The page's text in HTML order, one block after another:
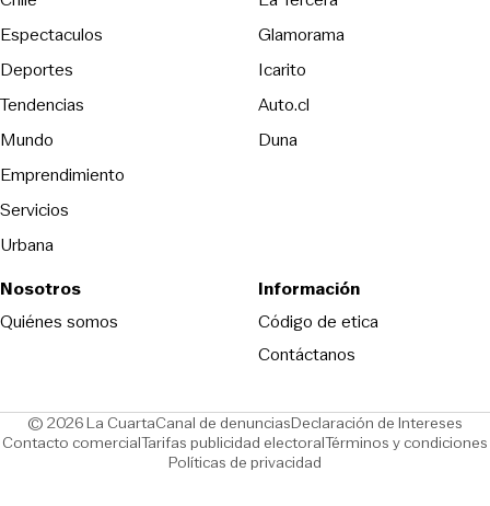
Espectaculos
Deportes
Tendencias
Mundo
Emprendimiento
Servicios
Urbana
Glamorama
Icarito
Auto.cl
DunaOpens in new window
Nosotros
Quiénes somos
Información
Código de eticaOpens in new
Contáctanos
© 2026 La CuartaCanal de denunciasOpens in new window
Declaración de Intereses
Contacto comercialOpens in new window
Tarifas publicidad electoralOpens in new window
Términos y condiciones
Políticas de privacidad